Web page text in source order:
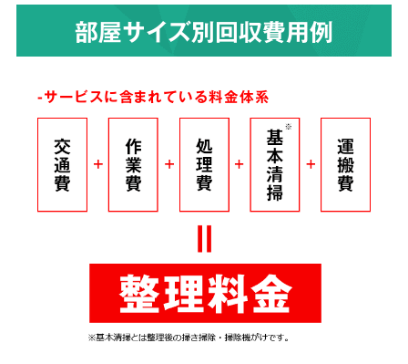
染みついたあらゆる臭いも
解決！完全脱臭除去保証
根こそぎ
脱臭
ありとあらゆる脱臭機を試したにもかかわらず
臭いが完全に取れずにお困りの時は、ぜひ当社
へご相談ください。弊社では世界最高水準のオ
部屋サイズ別回収費用例
-サービスに含まれている料金体系